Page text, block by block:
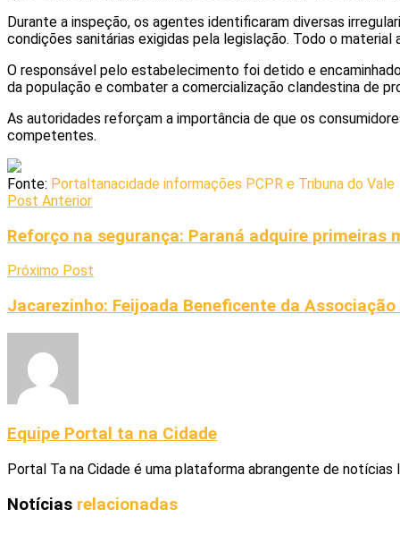
Durante a inspeção, os agentes identificaram diversas
condições sanitárias exigidas pela legislação. Todo o
O responsável pelo estabelecimento foi detido e
da população e combater a comercialização clandestina de
As autoridades reforçam a importância de que os
competentes.
Fonte: Portaltanacidade informações PCPR e Tribuna do Vale
Post Anterior
Reforço na segurança: Paraná adquire
Próximo Post
Jacarezinho: Feijoada Beneficente da
Equipe Portal ta na Cidade
Portal Ta na Cidade é uma plataforma abrangente de
Notícias relacionadas